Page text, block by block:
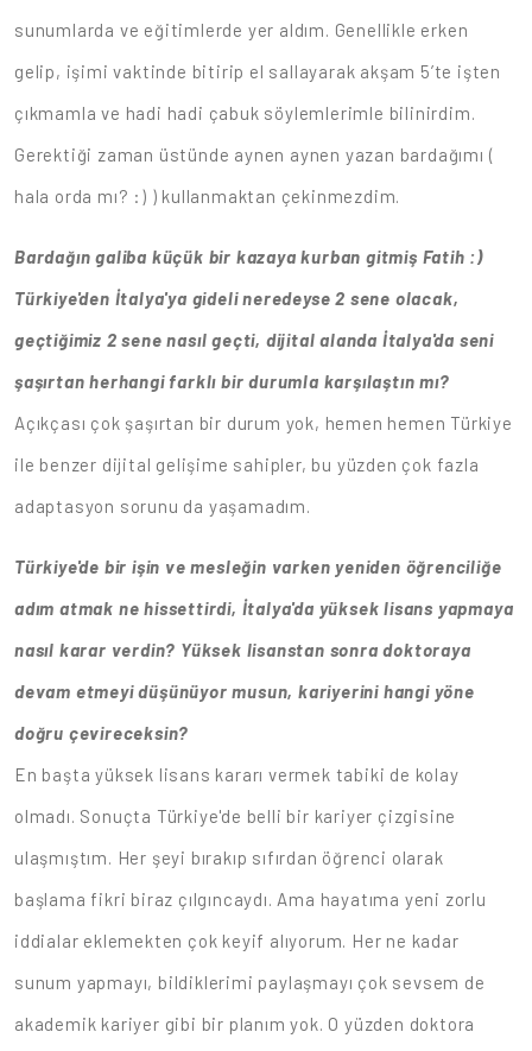
sunumlarda ve eğitimlerde yer aldım. Genellikle erken
gelip, işimi vaktinde bitirip el sallayarak akşam 5’te işten
çıkmamla ve hadi hadi çabuk söylemlerimle bilinirdim.
Gerektiği zaman üstünde aynen aynen yazan bardağımı (
hala orda mı? :) ) kullanmaktan çekinmezdim.
Bardağın galiba küçük bir kazaya kurban gitmiş Fatih :)
Türkiye'den İtalya'ya gideli neredeyse 2 sene olacak,
geçtiğimiz 2 sene nasıl geçti, dijital alanda İtalya'da seni
şaşırtan herhangi farklı bir durumla karşılaştın mı?
Açıkçası çok şaşırtan bir durum yok, hemen hemen Türkiye
ile benzer dijital gelişime sahipler, bu yüzden çok fazla
adaptasyon sorunu da yaşamadım.
Türkiye'de bir işin ve mesleğin varken yeniden öğrenciliğe
adım atmak ne hissettirdi, İtalya'da yüksek lisans yapmaya
nasıl karar verdin? Yüksek lisanstan sonra doktoraya
devam etmeyi düşünüyor musun, kariyerini hangi yöne
doğru çevireceksin?
En başta yüksek lisans kararı vermek tabiki de kolay
olmadı. Sonuçta Türkiye'de belli bir kariyer çizgisine
ulaşmıştım. Her şeyi bırakıp sıfırdan öğrenci olarak
başlama fikri biraz çılgıncaydı. Ama hayatıma yeni zorlu
iddialar eklemekten çok keyif alıyorum. Her ne kadar
sunum yapmayı, bildiklerimi paylaşmayı çok sevsem de
akademik kariyer gibi bir planım yok. O yüzden doktora